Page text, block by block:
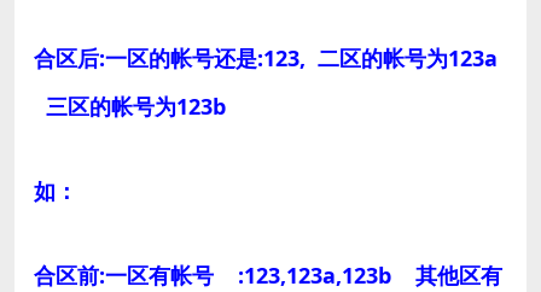
合区后:一区的帐号还是:123, 二区的帐号为123a
三区的帐号为123b
如：
合区前:一区有帐号 :123,123a,123b 其他区有